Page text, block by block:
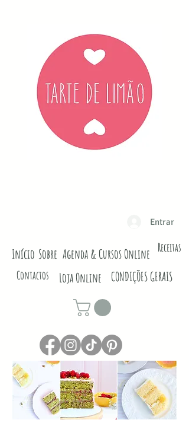
Entrar
Início Sobre Agenda & Cursos Online
Loja Online
CONDIÇÕES GERAIS
Receitas
Contactos